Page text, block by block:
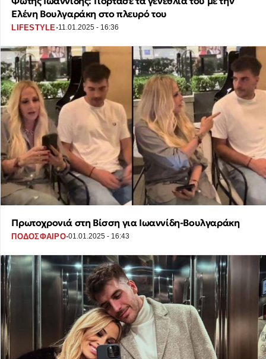
Ελένη Βουλγαράκη στο πλευρό του
LIFESTYLE ·11.01.2025 - 16:36
Πρωτοχρονιά στη Βίσση για Ιωαννίδη-Βουλγαράκη
ΠΟΔΟΣΦΑΙΡΟ·01.01.2025 - 16:43